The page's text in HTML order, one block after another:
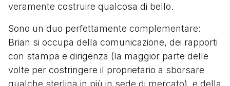
veramente costruire qualcosa di bello.
Sono un duo perfettamente complementare:
Brian si occupa della comunicazione, dei rapporti
con stampa e dirigenza (la maggior parte delle
volte per costringere il proprietario a sborsare
qualche sterlina in più in sede di mercato), e della